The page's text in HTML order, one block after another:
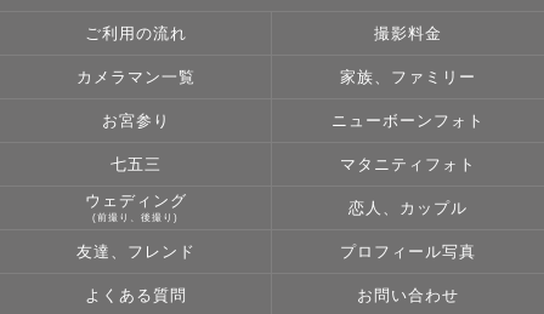
着物を着てくれた💞
神社に来た！
遊びながら、お話しながら、
お子さまのペースを大切に
ご利用の流れ 撮影料金
カメラマン一覧 家族、ファミリー
お宮参り ニューボーンフォト
七五三 マタニティフォト
ウェディング
(前撮り、後撮り)
恋人、カップル
友達、フレンド プロフィール写真
よくある質問 お問い合わせ